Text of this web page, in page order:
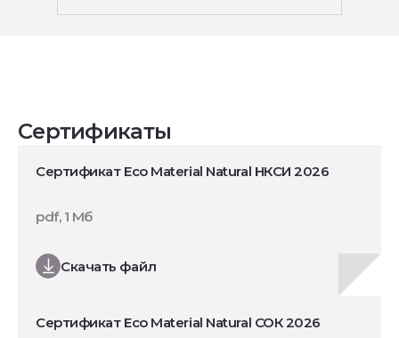
Сертификаты
Сертификат Eco Material Natural НКСИ 2026
Скачать файл
pdf, 1 Мб
Сертификат Eco Material Natural СОК 2026